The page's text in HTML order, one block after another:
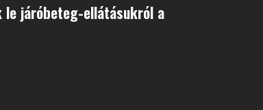
le járóbeteg-ellátásukról a